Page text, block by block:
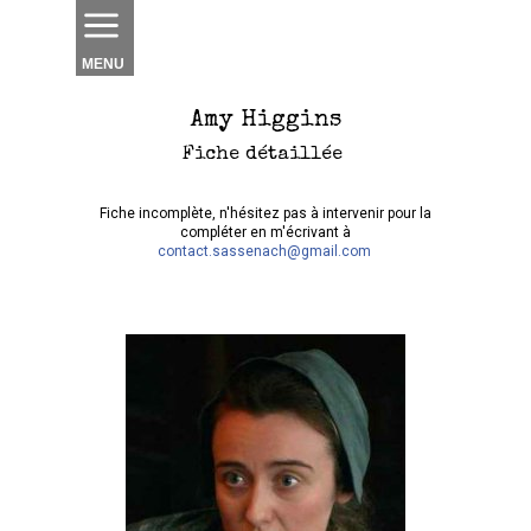
MENU
Amy Higgins
Fiche détaillée
Fiche incomplète, n'hésitez pas à intervenir pour la
compléter en m'écrivant à
contact.sassenach@gmail.com